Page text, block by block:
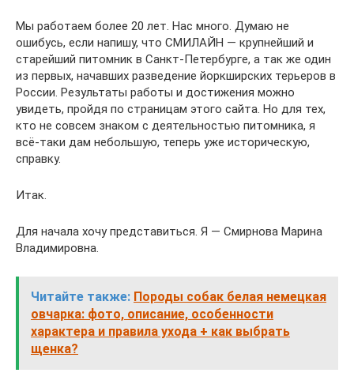
Мы работаем более 20 лет. Нас много. Думаю не
ошибусь, если напишу, что СМИЛАЙН — крупнейший и
старейший питомник в Санкт-Петербурге, а так же один
из первых, начавших разведение йоркширских терьеров в
России. Результаты работы и достижения можно
увидеть, пройдя по страницам этого сайта. Но для тех,
кто не совсем знаком с деятельностью питомника, я
всё-таки дам небольшую, теперь уже историческую,
справку.
Итак.
Для начала хочу представиться. Я — Смирнова Марина
Владимировна.
Читайте также: Породы собак белая немецкая
овчарка: фото, описание, особенности
характера и правила ухода + как выбрать
щенка?